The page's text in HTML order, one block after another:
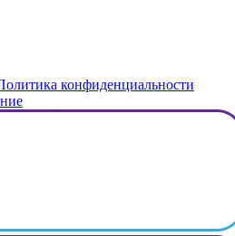
конфиденциальности